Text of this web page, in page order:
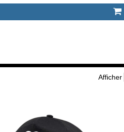
Afficher